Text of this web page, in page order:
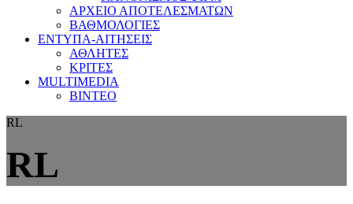
ΑΡΧΕΙΟ ΑΠΟΤΕΛΕΣΜΑΤΩΝ
ΒΑΘΜΟΛΟΓΙΕΣ
ΕΝΤΥΠΑ-ΑΙΤΗΣΕΙΣ
ΑΘΛΗΤΕΣ
ΚΡΙΤΕΣ
MULTIMEDIA
ΒΙΝΤΕΟ
RL
RL